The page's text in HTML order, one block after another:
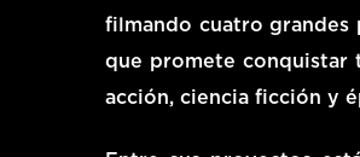
filmando cuatro grandes
que promete conquistar
acción, ciencia ficción y